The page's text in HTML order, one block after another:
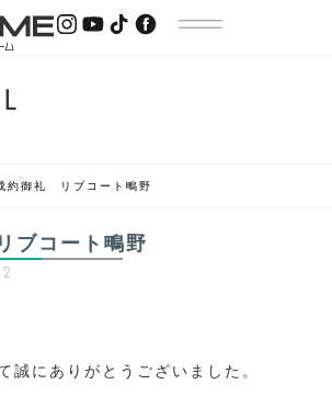
L
約御礼 リブコート鴫野
ブコート鴫野
誠にありがとうございました。